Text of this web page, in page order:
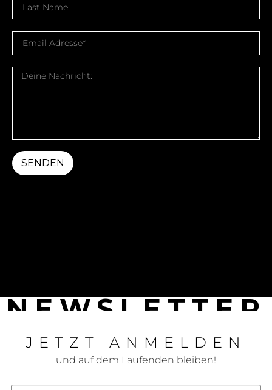
SENDEN
NEWSLETTER
JETZT ANMELDEN
und auf dem Laufenden bleiben!